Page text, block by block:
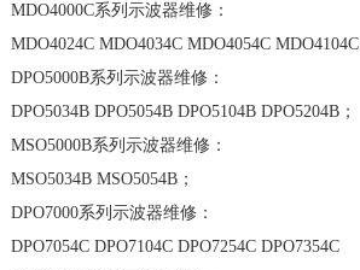
MDO4000C系列示波器维修：
MDO4024C MDO4034C MDO4054C MDO4104C
DPO5000B系列示波器维修：
DPO5034B DPO5054B DPO5104B DPO5204B；
MSO5000B系列示波器维修：
MSO5034B MSO5054B；
DPO7000系列示波器维修：
DPO7054C DPO7104C DPO7254C DPO7354C